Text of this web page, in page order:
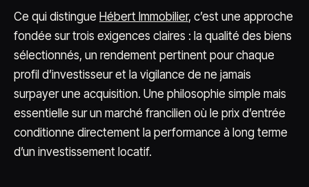
Ce qui distingue Hébert Immobilier, c’est une approche
fondée sur trois exigences claires : la qualité des biens
sélectionnés, un rendement pertinent pour chaque
profil d’investisseur et la vigilance de ne jamais
surpayer une acquisition. Une philosophie simple mais
essentielle sur un marché francilien où le prix d’entrée
conditionne directement la performance à long terme
d’un investissement locatif.